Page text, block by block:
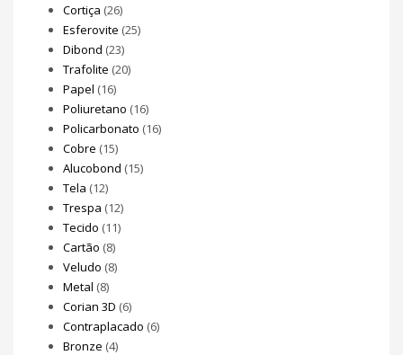
Cortiça (26)
Esferovite (25)
Dibond (23)
Trafolite (20)
Papel (16)
Poliuretano (16)
Policarbonato (16)
Cobre (15)
Alucobond (15)
Tela (12)
Trespa (12)
Tecido (11)
Cartão (8)
Veludo (8)
Metal (8)
Corian 3D (6)
Contraplacado (6)
Bronze (4)